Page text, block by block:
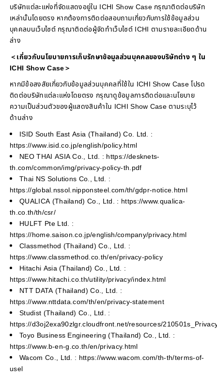
บริษัทแต่ละแห่งที่จัดแสดงอยู่ใน ICHI Show Case กรุณาติดต่อบริษัท
เหล่านั้นโดยตรง หากต้องการติดต่อสอบถามเกี่ยวกับการใช้ข้อมูลส่วน
บุคคลบนเว็บไซต์ กรุณาติดต่อผู้จัดทำเว็บไซต์ ICHI ตามรายละเอียดด้าน
ล่าง
＜เกี่ยวกับนโยบายการเก็บรักษาข้อมูลส่วนบุคคลของบริษัทต่าง ๆ ใน
ICHI Show Case＞
หากมีข้อสงสัยเกี่ยวกับข้อมูลส่วนบุคคลที่ใช้ใน ICHI Show Case โปรด
ติดต่อบริษัทแต่ละแห่งโดยตรง กรุณาดูข้อมูลการติดต่อและนโยบาย
ความเป็นส่วนตัวของผู้แสดงสินค้าใน ICHI Show Case ตามระบุไว้
ด้านล่าง
ISID South East Asia (Thailand) Co. Ltd. :
https://www.isid.co.jp/english/policy.html
NEO THAI ASIA Co., Ltd. : https://desknets-
th.com/common/img/privacy-policy-th.pdf
Thai NS Solutions Co., Ltd. :
https://global.nssol.nipponsteel.com/th/gdpr-notice.html
QUALICA (Thailand) Co., Ltd. : https://www.qualica-
th.co.th/th/csr/
HULFT Pte Ltd. :
https://home.saison.co.jp/english/company/privacy.html
Classmethod (Thailand) Co., Ltd. :
https://www.classmethod.co.th/en/privacy-policy
Hitachi Asia (Thailand) Co., Ltd. :
https://www.hitachi.co.th/utility/privacy/index.html
NTT DATA (Thailand) Co., Ltd. :
https://www.nttdata.com/th/en/privacy-statement
Studist (Thailand) Co., Ltd. :
https://d3oj2exa90zlgr.cloudfront.net/resources/
Toyo Business Engineering (Thailand) Co., Ltd. :
https://www.b-en-g.co.th/en/privacy.html
Wacom Co., Ltd. : https://www.wacom.com/th-th/terms-of-
usel